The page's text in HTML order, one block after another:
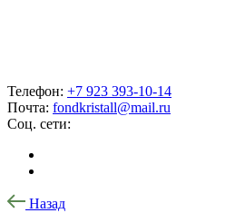
Телефон: +7 923 393-10-14
Почта: fondkristall@mail.ru
Соц. сети:
Назад